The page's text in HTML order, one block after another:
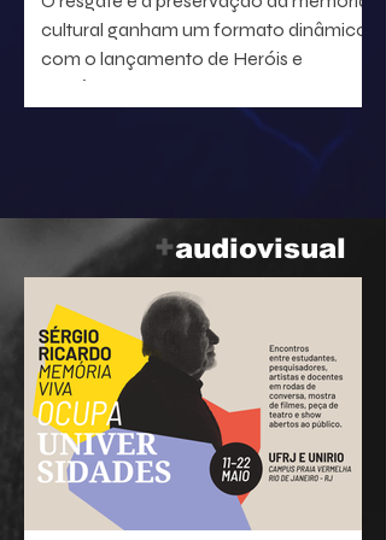
cultural ganham um formato dinâmico
com o lançamento de Heróis e
heroínas da MPB. O projeto, idealizado
pelo radialista e produtor Geraldo Leite
— integrante do grupo Rumo, nome
Baptistão, propõe uma navegação
interativa pela história da música
popular brasileira.
+audiovisual